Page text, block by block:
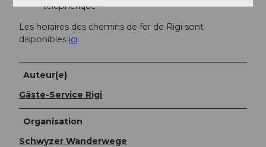
téléphérique
Les horaires des chemins de fer de Rigi sont
disponibles ici.
Auteur(e)
Gäste-Service Rigi
Organisation
Schwyzer Wanderwege